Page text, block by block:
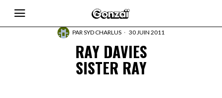
PARSYD CHARLUS 30 JUIN 2011
RAY DAVIES
SISTER RAY